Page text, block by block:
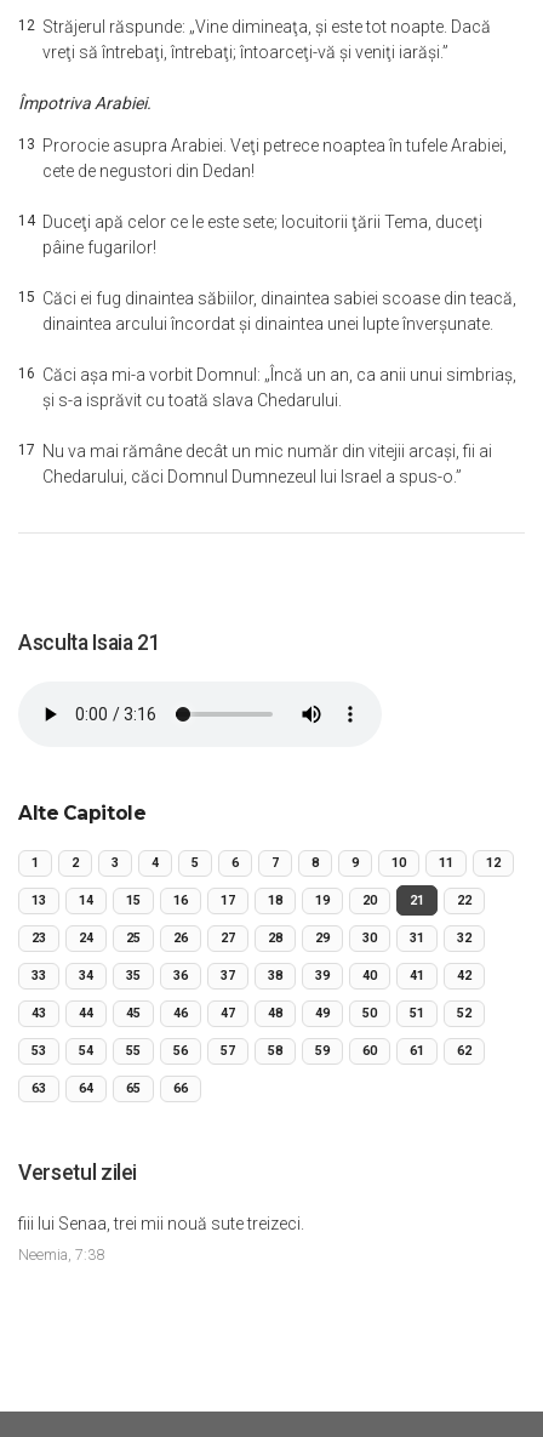
12 Străjerul răspunde: „Vine dimineaţa, şi este tot noapte. Dacă
vreţi să întrebaţi, întrebaţi; întoarceţi-vă şi veniţi iarăşi.”
Împotriva Arabiei.
13 Prorocie asupra Arabiei. Veţi petrece noaptea în tufele Arabiei,
cete de negustori din Dedan!
14 Duceţi apă celor ce le este sete; locuitorii ţării Tema, duceţi
pâine fugarilor!
15 Căci ei fug dinaintea săbiilor, dinaintea sabiei scoase din teacă,
dinaintea arcului încordat şi dinaintea unei lupte înverşunate.
16 Căci aşa mi-a vorbit Domnul: „Încă un an, ca anii unui simbriaş,
şi s-a isprăvit cu toată slava Chedarului.
17
Nu va mai rămâne decât un mic număr din vitejii arcaşi, fii ai
Chedarului, căci Domnul Dumnezeul lui Israel a spus-o.”
Asculta Isaia 21
Alte Capitole
1 2 3 4 5 6 7 8 9 10 11 12
13 14 15 16 17 18 19 20 21 22
23 24 25 26 27 28 29 30 31 32
33 34 35 36 37 38 39 40 41 42
43 44 45 46 47 48 49 50 51 52
53 54 55 56 57 58 59 60 61 62
63 64 65 66
Versetul zilei
fiii lui Senaa, trei mii nouă sute treizeci.
Neemia, 7:38